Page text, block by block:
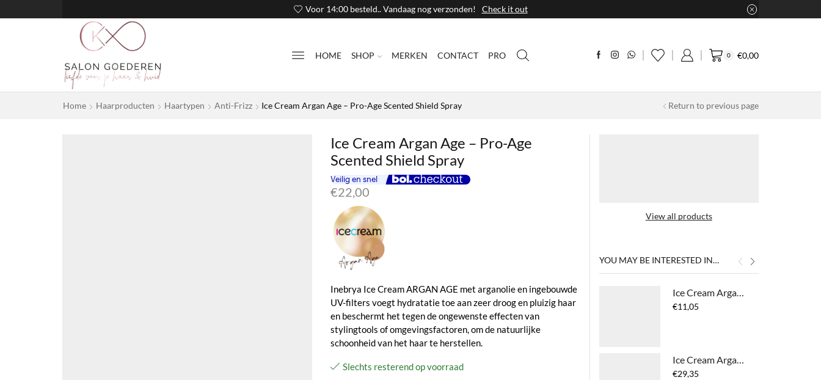
Voor 14:00 besteld.. Vandaag nog verzonden! Check it out
HOME SHOP MERKEN CONTACT PRO 0 €0,00
Home Haarproducten Haartypen Anti-Frizz Ice Cream Argan Age – Pro-Age Scented Shield Spray Return to previous page
Ice Cream Argan Age – Pro-Age
Scented Shield Spray
€22,00
Inebrya Ice Cream ARGAN AGE met arganolie en ingebouwde
UV-filters voegt hydratatie toe aan zeer droog en pluizig haar
en beschermt het tegen de ongewenste effecten van
stylingtools of omgevingsfactoren, om de natuurlijke
schoonheid van het haar te herstellen.
Slechts resterend op voorraad
View all products
YOU MAY BE INTERESTED IN…
Ice Cream Argan Age - Pro-Age Hand Cream
€11,05
Ice Cream Argan Age - Pro-Age Frizz-Free Spray
€29,35